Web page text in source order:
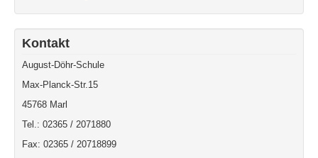
Kontakt
August-Döhr-Schule
Max-Planck-Str.15
45768 Marl
Tel.: 02365 / 2071880
Fax: 02365 / 20718899